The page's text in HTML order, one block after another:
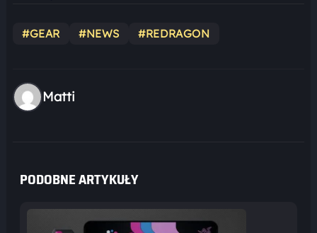
#GEAR #NEWS #REDRAGON
Matti
PODOBNE ARTYKUŁY